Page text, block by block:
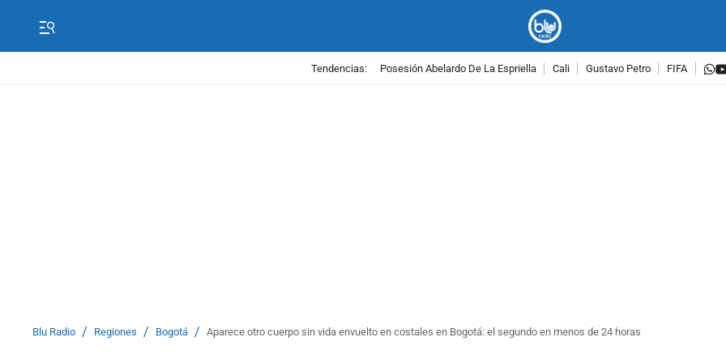
Tendencias: Posesión Abelardo De La Espriella Cali Gustavo Petro FIFA
Blu Radio / Regiones / Bogotá / Aparece otro cuerpo sin vida envuelto en costales en Bogotá: el segundo en menos de 24 horas